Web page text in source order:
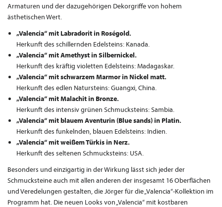
Armaturen und der dazugehörigen Dekorgriffe von hohem
ästhetischen Wert.
„Valencia“ mit Labradorit in Roségold.
Herkunft des schillernden Edelsteins: Kanada.
„Valencia“ mit Amethyst in Silbernickel.
Herkunft des kräftig violetten Edelsteins: Madagaskar.
„Valencia“ mit schwarzem Marmor in Nickel matt.
Herkunft des edlen Natursteins: Guangxi, China.
„Valencia“ mit Malachit in Bronze.
Herkunft des intensiv grünen Schmucksteins: Sambia.
„Valencia“ mit blauem Aventurin (Blue sands) in Platin.
Herkunft des funkelnden, blauen Edelsteins: Indien.
„Valencia“ mit weißem Türkis in Nerz.
Herkunft des seltenen Schmucksteins: USA.
Besonders und einzigartig in der Wirkung lässt sich jeder der
Schmucksteine auch mit allen anderen der insgesamt 16 Oberflächen
und Veredelungen gestalten, die Jörger für die „Valencia“-Kollektion im
Programm hat. Die neuen Looks von „Valencia“ mit kostbaren